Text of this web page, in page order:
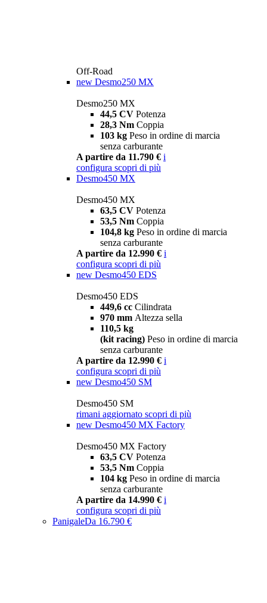
Off-Road
new Desmo250 MX
Desmo250 MX
44,5 CV Potenza
28,3 Nm Coppia
103 kg Peso in ordine di marcia
senza carburante
A partire da 11.790 € i
configura scopri di più
Desmo450 MX
Desmo450 MX
63,5 CV Potenza
53,5 Nm Coppia
104,8 kg Peso in ordine di marcia
senza carburante
A partire da 12.990 € i
configura scopri di più
new Desmo450 EDS
Desmo450 EDS
449,6 cc Cilindrata
970 mm Altezza sella
110,5 kg
(kit racing) Peso in ordine di marcia
senza carburante
A partire da 12.990 € i
configura scopri di più
new Desmo450 SM
Desmo450 SM
rimani aggiornato scopri di più
new Desmo450 MX Factory
Desmo450 MX Factory
63,5 CV Potenza
53,5 Nm Coppia
104 kg Peso in ordine di marcia
senza carburante
A partire da 14.990 € i
configura scopri di più
PanigaleDa 16.790 €